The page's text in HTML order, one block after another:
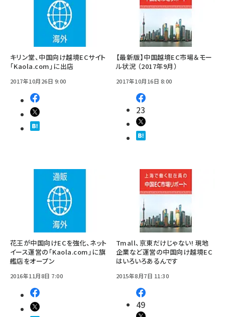
キリン堂、中国向け越境ECサイト
「Kaola.com」に出店
2017年10月26日 9:00
【最新版】中国越境EC市場＆モー
ル状況 （2017年9月）
2017年10月16日 8:00
23
花王が中国向けECを強化、ネット
イース運営の「Kaola.com」に旗
艦店をオープン
2016年11月8日 7:00
Tmall、京東だけじゃない! 現地
企業など運営の中国向け越境EC
はいろいろあるんです
2015年8月7日 11:30
49